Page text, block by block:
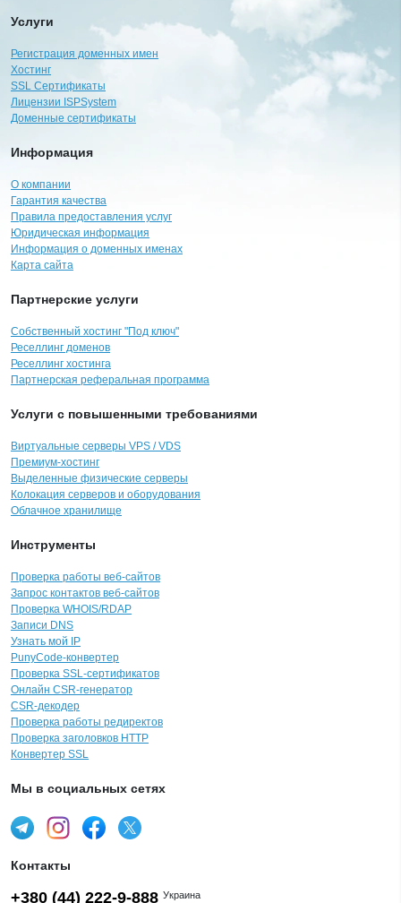
Услуги
Регистрация доменных имен
Хостинг
SSL Сертификаты
Лицензии ISPSystem
Доменные сертификаты
Информация
О компании
Гарантия качества
Правила предоставления услуг
Юридическая информация
Информация о доменных именах
Карта сайта
Партнерские услуги
Собственный хостинг "Под ключ"
Реселлинг доменов
Реселлинг хостинга
Партнерская реферальная программа
Услуги с повышенными требованиями
Виртуальные серверы VPS / VDS
Премиум-хостинг
Выделенные физические серверы
Колокация серверов и оборудования
Облачное хранилище
Инструменты
Проверка работы веб-сайтов
Запрос контактов веб-сайтов
Проверка WHOIS/RDAP
Записи DNS
Узнать мой IP
PunyCode-конвертер
Проверка SSL-сертификатов
Онлайн CSR-генератор
CSR-декодер
Проверка работы редиректов
Проверка заголовков HTTP
Конвертер SSL
Мы в социальных сетях
Контакты
+380 (44) 222-9-888 Украина